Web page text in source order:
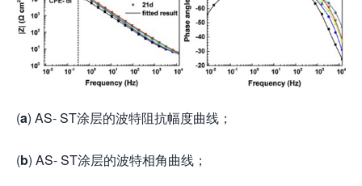
(a) AS- ST涂层的波特阻抗幅度曲线；
(b) AS- ST涂层的波特相角曲线；